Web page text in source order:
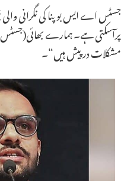
جسٹس اے ایس بوپنا کی نگرانی والی
پرآسکتی ہے۔ ہمارے
مشکلات درپیش ہیں“۔